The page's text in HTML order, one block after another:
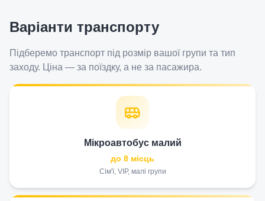
Варіанти транспорту
Підберемо транспорт під розмір вашої групи та тип
заходу. Ціна — за поїздку, а не за пасажира.
Мікроавтобус малий
до 8 місць
Сім'ї, VIP, малі групи